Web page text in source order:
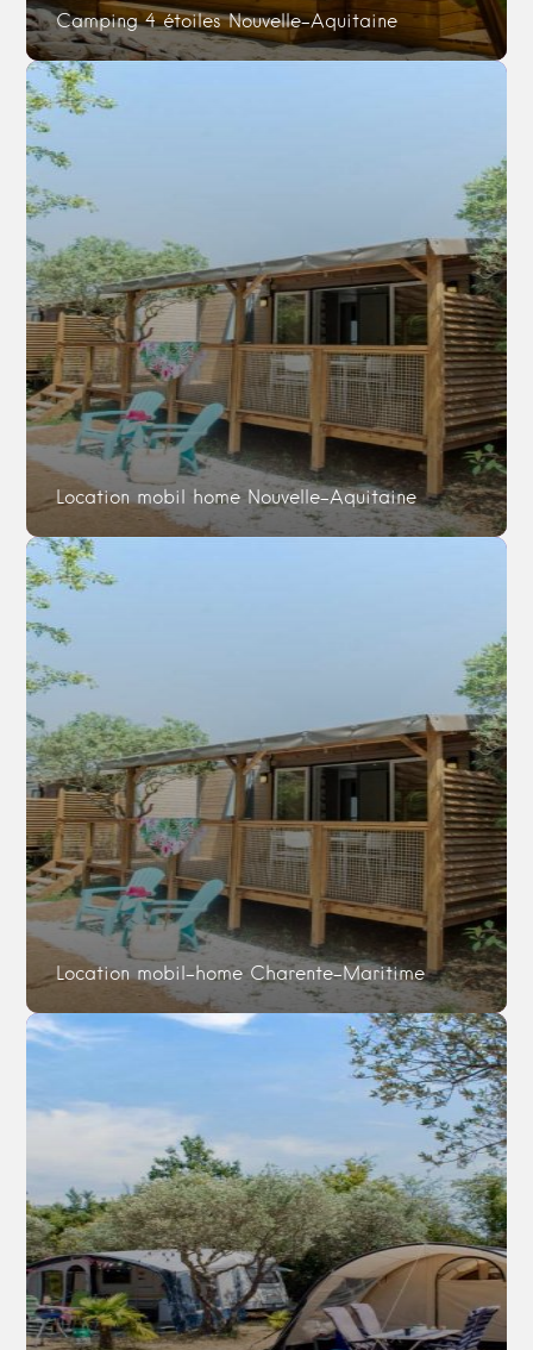
Camping 4 étoiles Nouvelle-Aquitaine
Location mobil home Nouvelle-Aquitaine
Location mobil-home Charente-Maritime